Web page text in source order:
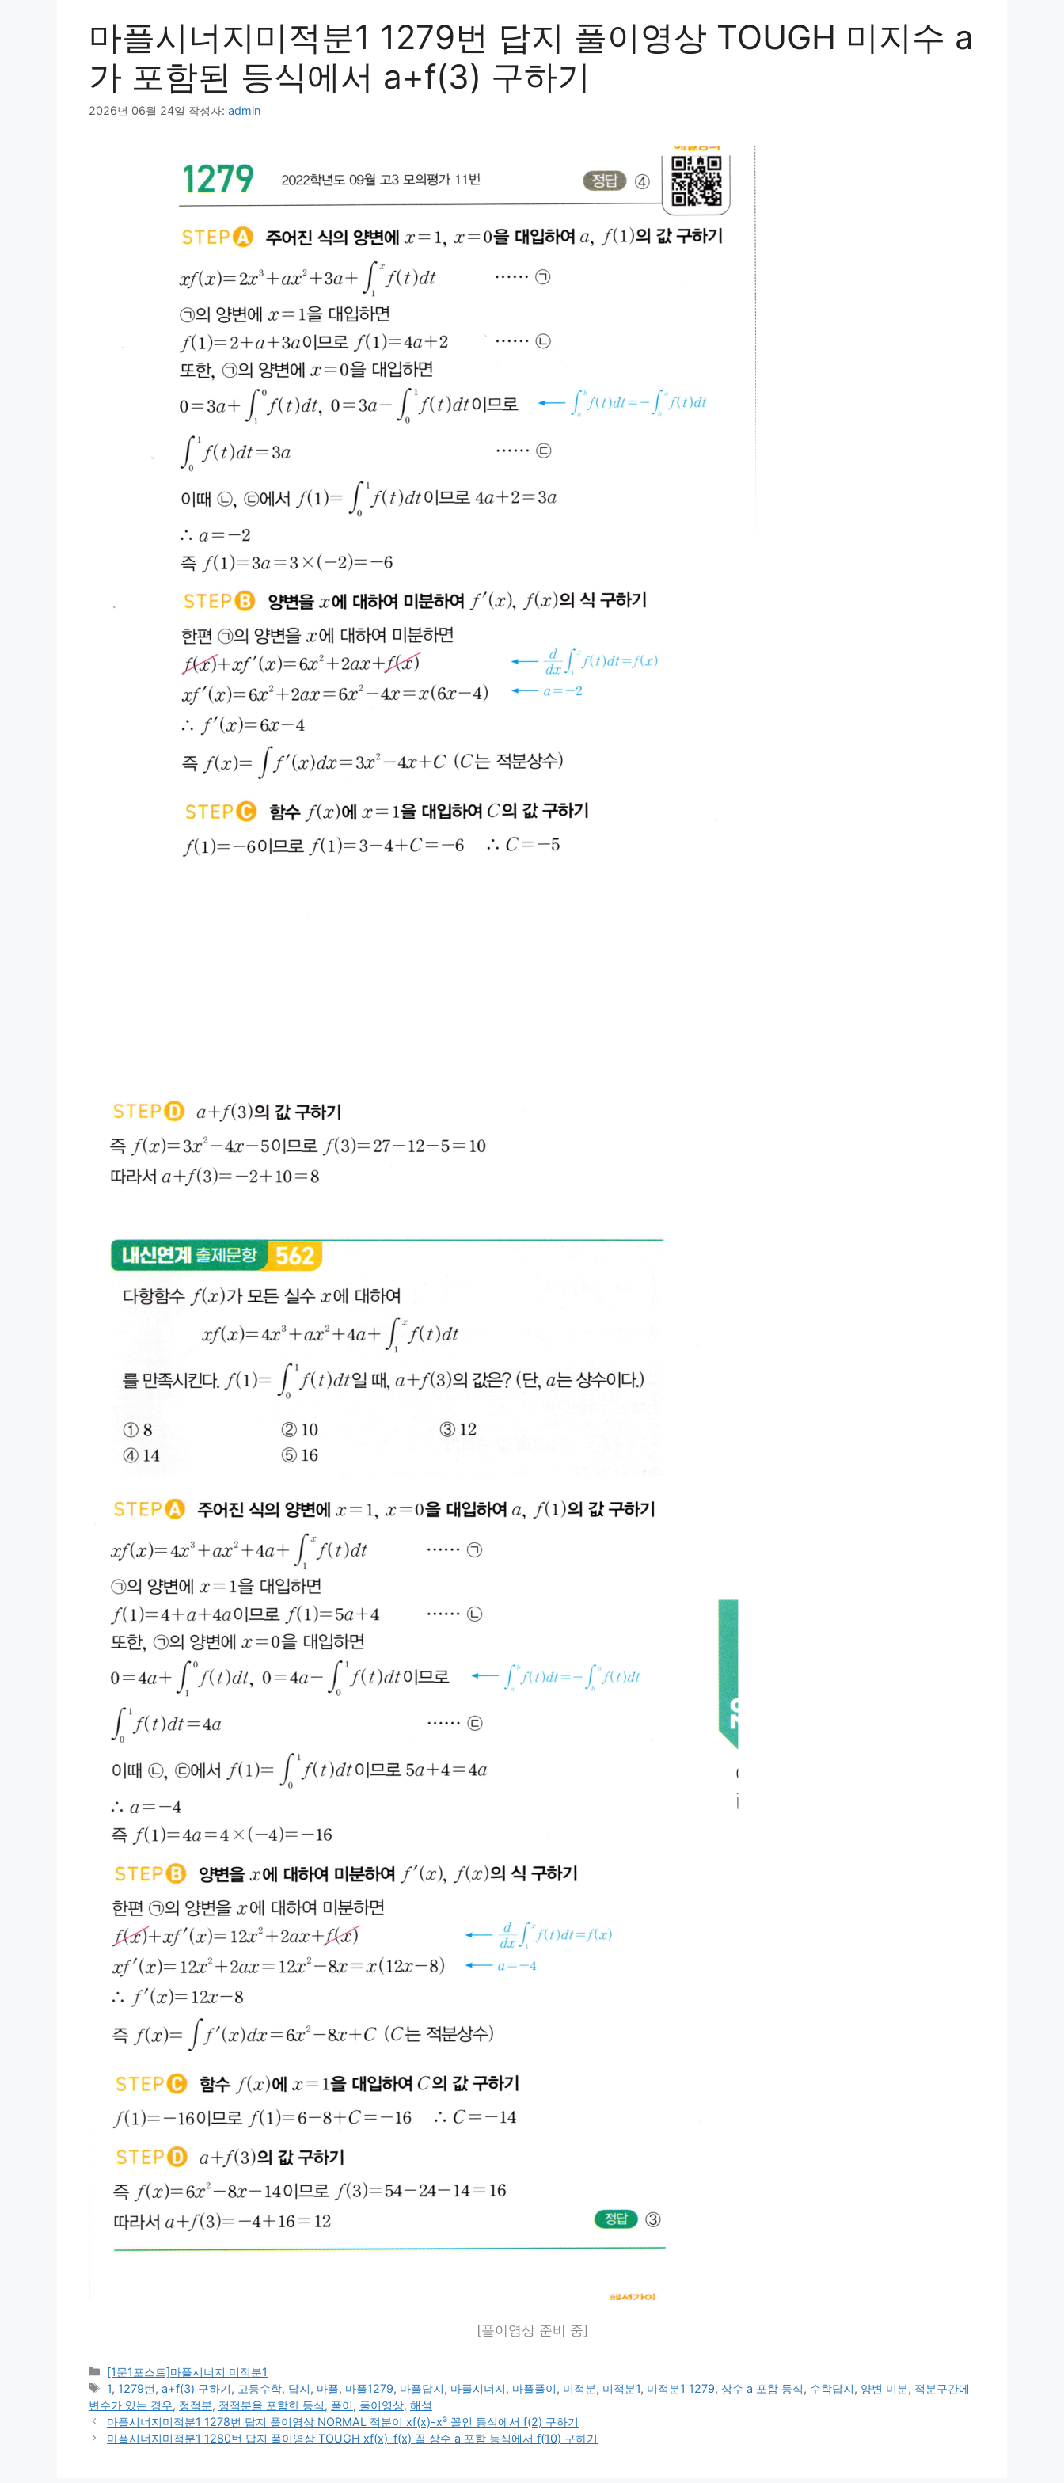
마플시너지미적분1 1279번 답지 풀이영상 TOUGH 미지수 a
가 포함된 등식에서 a+f(3) 구하기
2026년 06월 24일 작성자: admin
[풀이영상 준비 중]
카
테
고
리
[1문1포스트]마플시너지 미적분1
태
그
1, 1279번,a+f(3) 구하기, 고등수학, 답지, 마플, 마플1279, 마플답지, 마플시너지, 마플풀이, 미적분, 미적분1, 미적분1 1279,상수 a 포함 등식, 수학답지, 양변 미분, 적분구간에
변수가 있는 경우, 정적분, 정적분을 포함한 등식, 풀이, 풀이영상, 해설
마플시너지미적분1 1278번 답지 풀이영상 NORMAL 적분이 xf(x)-x³ 꼴인 등식에서 f(2) 구하기
마플시너지미적분1 1280번 답지 풀이영상 TOUGH xf(x)-f(x) 꼴 상수 a 포함 등식에서 f(10) 구하기